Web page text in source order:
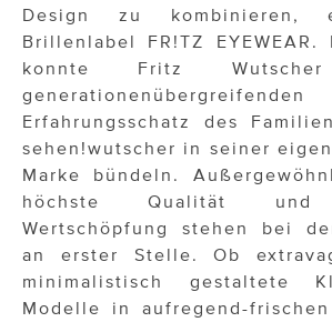
Design zu kombinieren,
Brillenlabel FR!TZ
konnte Fritz
generationenübergreifenden
Erfahrungsschatz des
sehen!wutscher in seiner
Marke bündeln.
höchste Qualität und
Wertschöpfung stehen bei
an erster Stelle. Ob
minimalistisch gestaltete
Modelle in aufregend-